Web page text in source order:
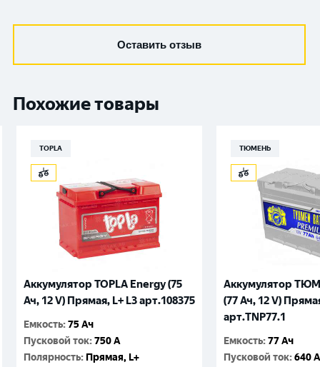
Оставить отзыв
Похожие товары
TOPLA
Аккумулятор TOPLA Energy (75
Ач, 12 V) Прямая, L+ L3 арт.108375
Емкость:75 Ач
Пусковой ток:750 A
Полярность: Прямая, L+
ТЮМЕНЬ
Аккумулятор
(77 Ач, 12 V)
арт.TNP77.1
Емкость:77 Ач
Пусковой ток:640 A